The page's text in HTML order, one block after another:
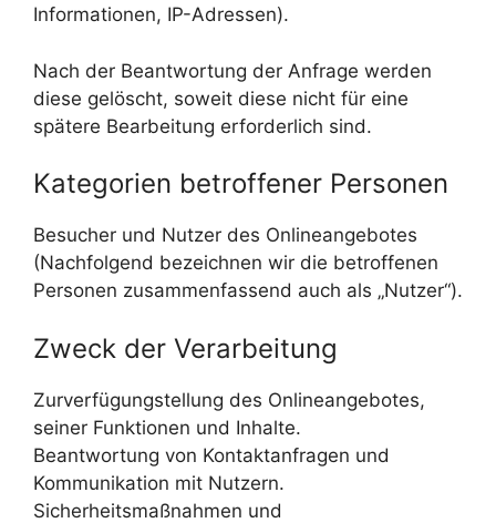
Informationen, IP-Adressen).
Nach der Beantwortung der Anfrage werden
diese gelöscht, soweit diese nicht für eine
spätere Bearbeitung erforderlich sind.
Kategorien betroffener Personen
Besucher und Nutzer des Onlineangebotes
(Nachfolgend bezeichnen wir die betroffenen
Personen zusammenfassend auch als „Nutzer“).
Zweck der Verarbeitung
Zurverfügungstellung des Onlineangebotes,
seiner Funktionen und Inhalte.
Beantwortung von Kontaktanfragen und
Kommunikation mit Nutzern.
Sicherheitsmaßnahmen und